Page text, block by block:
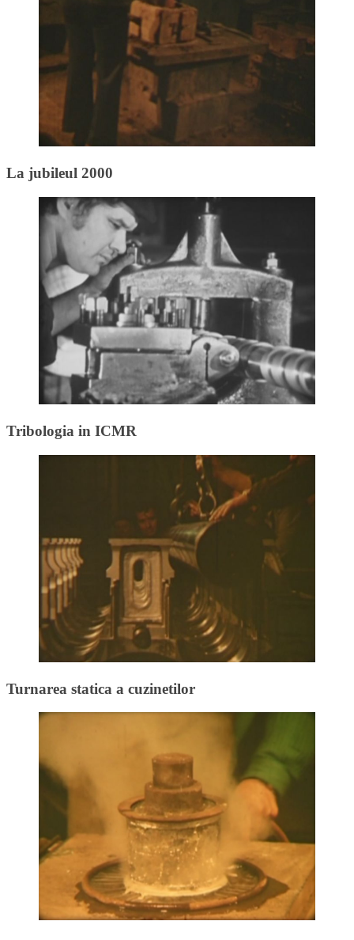
La jubileul 2000
Tribologia in ICMR
Turnarea statica a cuzinetilor